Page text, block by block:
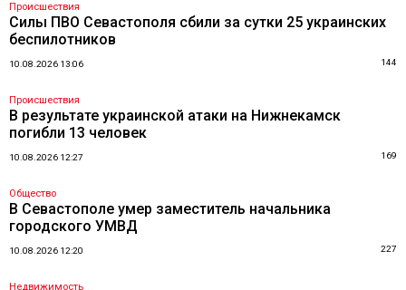
Происшествия
Силы ПВО Севастополя сбили за сутки 25 украинских
беспилотников
10.08.2026 13:06 144
Происшествия
В результате украинской атаки на Нижнекамск
погибли 13 человек
10.08.2026 12:27 169
Общество
В Севастополе умер заместитель начальника
городского УМВД
10.08.2026 12:20 227
Недвижимость